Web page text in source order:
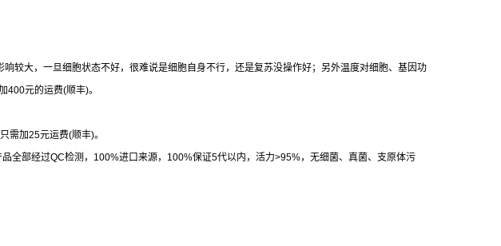
较大，一旦细胞状态不好，很难说是细胞自身不行，还是复苏没操作好；另外温度对细胞、基因功
400元的运费(顺丰)。
需加25元运费(顺丰)。
全部经过QC检测， 100%进口来源， 100%保证5代以内，活力>95%，无细菌、真菌、支原体污